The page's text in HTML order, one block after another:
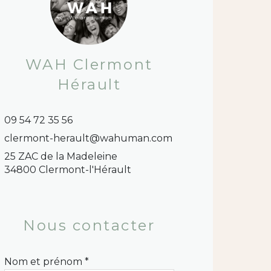
WAH Clermont
Hérault
09 54 72 35 56
clermont-herault@wahuman.com
25 ZAC de la Madeleine
34800 Clermont-l'Hérault
Nous contacter
Nom et prénom *